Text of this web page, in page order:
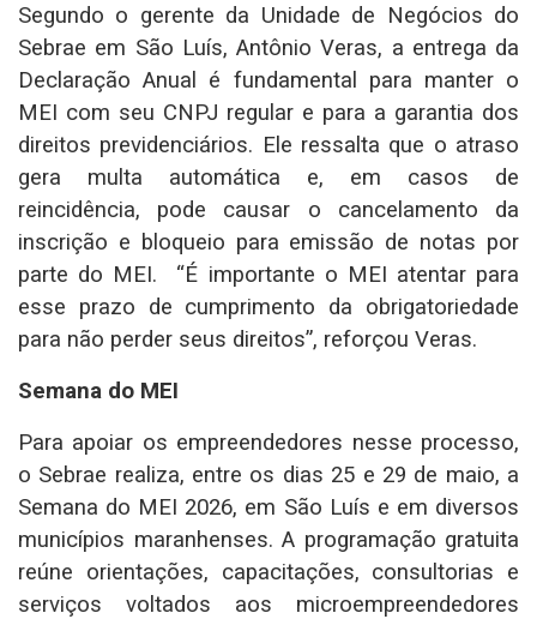
Segundo o gerente da Unidade de Negócios do
Sebrae em São Luís, Antônio Veras, a entrega da
Declaração Anual é fundamental para manter o
MEI com seu CNPJ regular e para a garantia dos
direitos previdenciários. Ele ressalta que o atraso
gera multa automática e, em casos de
reincidência, pode causar o cancelamento da
inscrição e bloqueio para emissão de notas por
parte do MEI. “É importante o MEI atentar para
esse prazo de cumprimento da obrigatoriedade
para não perder seus direitos”, reforçou Veras.
Semana do MEI
Para apoiar os empreendedores nesse processo,
o Sebrae realiza, entre os dias 25 e 29 de maio, a
Semana do MEI 2026, em São Luís e em diversos
municípios maranhenses. A programação gratuita
reúne orientações, capacitações, consultorias e
serviços voltados aos microempreendedores